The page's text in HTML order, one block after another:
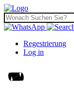
Regestrierung
Log in